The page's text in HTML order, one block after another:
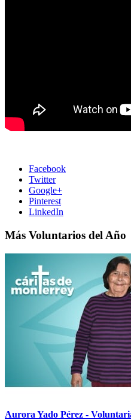
Facebook
Twitter
Google+
Pinterest
LinkedIn
Más Voluntarios del Año
Aurora Yado Pérez -